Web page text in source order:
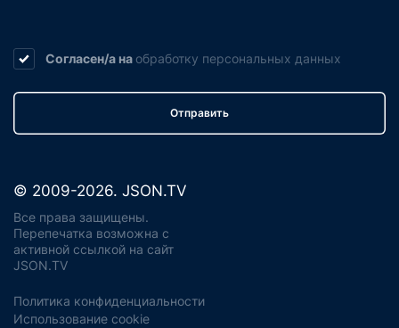
Согласен/а на обработку персональных данных
Отправить
© 2009-2026. JSON.TV
Все права защищены.
Перепечатка возможна с
активной ссылкой на сайт
JSON.TV
Политика конфиденциальности
Использование cookie